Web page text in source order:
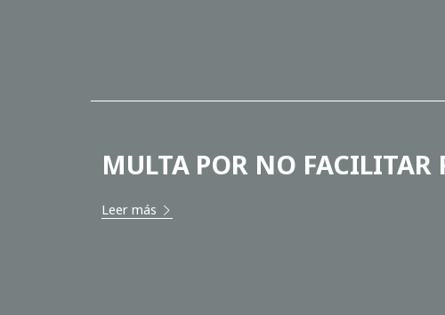
MULTA POR NO FACILITAR
Leer más